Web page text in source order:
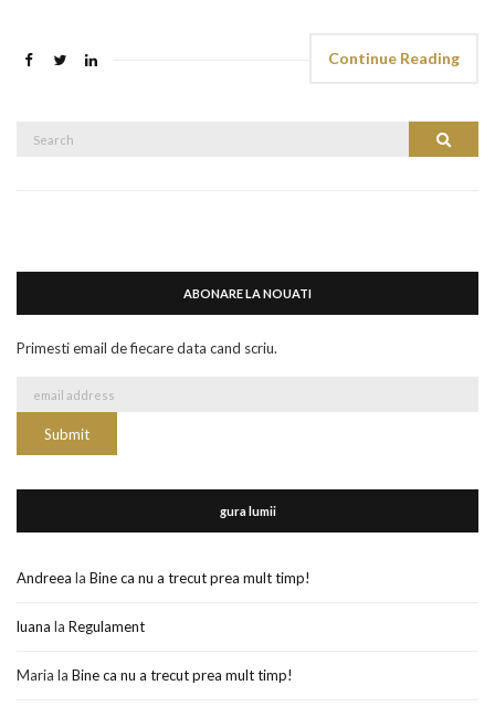
Continue Reading
Search
ABONARE LA NOUATI
Primesti email de fiecare data cand scriu.
gura lumii
Andreea la Bine ca nu a trecut prea mult timp!
luana la Regulament
Maria la Bine ca nu a trecut prea mult timp!